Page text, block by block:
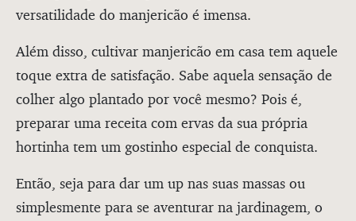
versatilidade do manjericão é imensa.
Além disso, cultivar manjericão em casa tem aquele
toque extra de satisfação. Sabe aquela sensação de
colher algo plantado por você mesmo? Pois é,
preparar uma receita com ervas da sua própria
hortinha tem um gostinho especial de conquista.
Então, seja para dar um up nas suas massas ou
simplesmente para se aventurar na jardinagem, o